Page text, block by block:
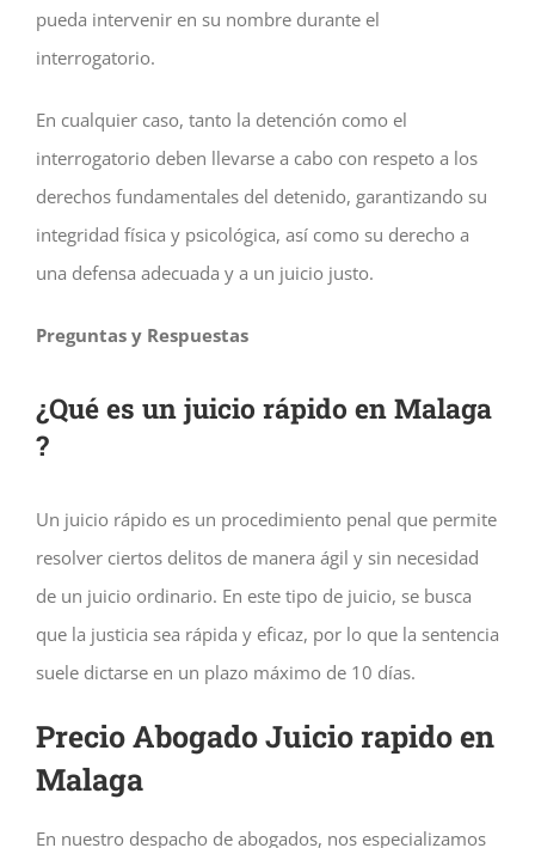
pueda intervenir en su nombre durante el
interrogatorio.
En cualquier caso, tanto la detención como el
interrogatorio deben llevarse a cabo con respeto a los
derechos fundamentales del detenido, garantizando su
integridad física y psicológica, así como su derecho a
una defensa adecuada y a un juicio justo.
Preguntas y Respuestas
¿Qué es un juicio rápido en Malaga
?
Un juicio rápido es un procedimiento penal que permite
resolver ciertos delitos de manera ágil y sin necesidad
de un juicio ordinario. En este tipo de juicio, se busca
que la justicia sea rápida y eficaz, por lo que la sentencia
suele dictarse en un plazo máximo de 10 días.
Precio Abogado Juicio rapido en
Malaga
En nuestro despacho de abogados, nos especializamos